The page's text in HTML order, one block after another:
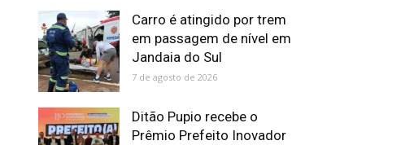
Carro é atingido por trem
em passagem de nível em
Jandaia do Sul
7 de agosto de 2026
Ditão Pupio recebe o
Prêmio Prefeito Inovador